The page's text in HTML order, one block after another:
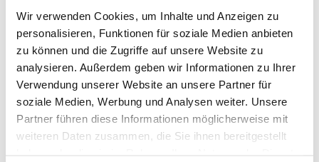
Wir verwenden Cookies, um Inhalte und Anzeigen zu
personalisieren, Funktionen für soziale Medien anbieten
zu können und die Zugriffe auf unsere Website zu
analysieren. Außerdem geben wir Informationen zu Ihrer
Verwendung unserer Website an unsere Partner für
soziale Medien, Werbung und Analysen weiter. Unsere
Partner führen diese Informationen möglicherweise mit
weiteren Daten zusammen, die Sie ihnen bereitgestellt
Zooma in
HPL-skivor är vattentäta och exceptionellt hållbara,